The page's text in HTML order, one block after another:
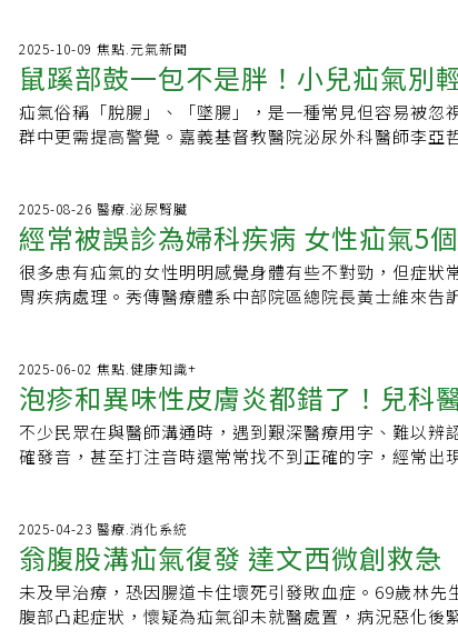
癒合。如果缺口擴大或開始出現疼痛，通常需要透過手
面對身體的異狀，比起焦慮，更重要的是釐清成因。 不
純的拉傷，精準的診斷才是通往解方的第一步。(本文出
主治醫師臉書粉絲專頁)
在接近鼠蹊部的位置出現腫塊。當腹部出力時，例如咳
更明顯，平躺後通常會很快消失，可能會有偶發性的局
發生率男性多於女性，約為9：1。疝氣依病因可分為先
置則分為腹股溝疝氣、股疝氣和臍疝氣等。陳鵬指出，
腹股溝一帶的肌肉筋膜層薄弱缺損，導致腹腔內的腸道
處卡了太多腸子就可能會產生疼痛感，甚至完全卡住無
壞死，造成「嵌頓性疝氣」，就需要緊急手術。疝氣因
常不會自行癒合，也無法靠藥物恢復。陳鵬表示，疝氣
察腹股溝等部位是否有異常突起。腹股溝疝氣大多可透
嗽、便祕等反覆用力的影響，或是攝護腺肥大造成解尿
內部器官從其他縫隙突出，形成復發性疝氣。這類病患
要把潛在造成腹部壓力變大的因素一併矯正，才能有效
鵬提醒，疝氣發生與體質有關，有些人天生腹壁組織較
慣的調整，例如維持適當體重、預防便祕、避免提重物
2025-10-09 焦點.元氣新聞
鼠蹊部鼓一包不是胖！小兒疝氣別
拖越久風險越高
疝氣俗稱「脫腸」、「墜腸」，是一種常見但容易被忽
群中更需提高警覺。嘉義基督教醫院泌尿外科醫師李亞
腔突出，形成鼠蹊部或陰囊腫塊。年長者、搬運重物的
兒也不例外，其中又以男嬰與早產兒最為常見。最典型
氣」，好發於出生後6個月至1歲間，男童的發生率約為
見。嘉義地區為傳統農業重鎮，小兒與成人疝氣個案並
出，小兒疝氣與胚胎發育時期未閉合的「腹膜鞘狀突」
時恐危及生命。3歲男童小宥（化名）就是典型案例。媽
後，右側鼠蹊部會鼓起一包，立即帶往嘉基就醫。經診
安排微創手術治療，整個過程僅約30分鐘，術後觀察1
常活動，父母終於放下心中大石。李亞哲表示，目前微
病患量身打造治療計畫，幫助快速康復。「疝氣不會自
處理！」醫師李亞哲呼籲，若發現孩子鼠蹊部或陰囊反
醫評估，勿錯過治療黃金期。嘉義基督教醫院將持續以
讓病人放心、家屬安心。
2025-08-26 醫療.泌尿腎臟
經常被誤診為婦科疾病 女性疝氣5
很多患有疝氣的女性明明感覺身體有些不對勁，但症狀
胃疾病處理。秀傳醫療體系中部院區總院長黃士維來告
溝疝氣更隱蔽，常常沒有明顯的凸起。很多患者只有大
隱作痛，症狀非常不典型，經常被誤診為肌肉拉傷或婦
婦科疾病為什麼女性疝氣容易被誤診？因為疝氣引起的
狀和卵巢囊腫、子宮肌瘤很相似。我觀察到很多女性患
了一堆檢查都正常，最後才發現是疝氣在作怪！甚至有
產後才發現腹股溝或肚臍周圍有不適感。這些症狀往往
象，但其實可能是疝氣！4.症狀更不典型更隱蔽很多女
的症狀比男性更不明顯，可能只是偶爾的下腹部不適、
後的骨盆腔沉重感。這種模糊的症狀讓診斷變得更困難
2025-06-02 焦點.健康知識+
泡疹和異味性皮膚炎都錯了！兒科
對寫對過的病名
不少民眾在與醫師溝通時，遇到艱深醫療用字、難以辨
確發音，甚至打注音時還常常找不到正確的字，經常出
被唸錯或寫錯的醫療用字。常見醫療用字正確讀音與用
作「善」氣，不是「仙」氣。指腹部肌肉薄弱處導致腸
疝氣或腹股溝疝氣。2.「囟」門唸作「信」門，不是「
合處，摸起來軟軟的地方。3.「佝」僂症唸作「扣」僂
乏維生素D，導致嬰兒骨骼脆弱。4.「哮」吼唸作「消」
2025-04-23 醫療.消化系統
翁腹股溝疝氣復發 達文西微創救急
未及早治療，恐因腸道卡住壞死引發敗血症。69歲林先
腹部凸起症狀，懷疑為疝氣卻未就醫處置，病況惡化後